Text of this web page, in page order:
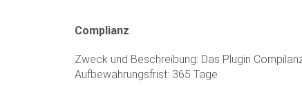
Complianz
Zweck und Beschreibung: Das Plugin
Aufbewahrungsfrist: 365 Tage